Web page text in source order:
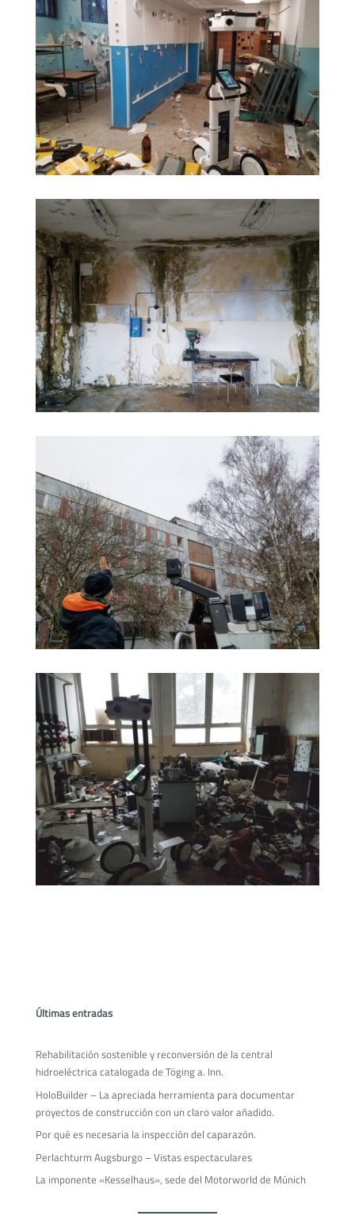
Últimas entradas
Rehabilitación sostenible y reconversión de la central
hidroeléctrica catalogada de Töging a. Inn.
HoloBuilder – La apreciada herramienta para documentar
proyectos de construcción con un claro valor añadido.
Por qué es necesaria la inspección del caparazón.
Perlachturm Augsburgo – Vistas espectaculares
La imponente «Kesselhaus», sede del Motorworld de Múnich